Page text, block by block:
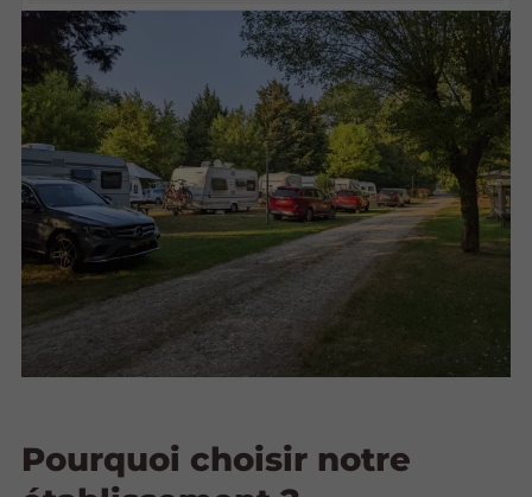
Pourquoi choisir notre